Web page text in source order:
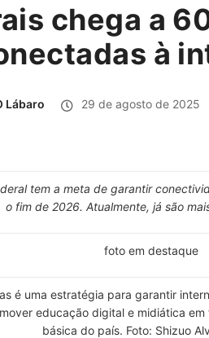
chega a
à
Lábaro 29 de agosto de 2025
tem a meta de garantir
o fim de 2026. Atualmente, já são
foto em destaque
é uma estratégia para garantir
educação digital e midiática
básica do país. Foto: Shizuo